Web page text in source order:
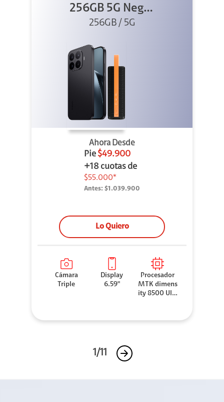
256GB 5G Negro
+ Sound
256GB / 5G
Ahora Desde
Pie $49.900
+18 cuotas de
$55.000*
Antes: $1.039.900
Lo Quiero
Cámara
Triple
Display
6.59"
Procesador
MTK dimens
ity 8500 Ultr
1/11